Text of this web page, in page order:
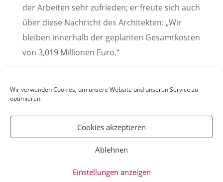
Wir verwenden Cookies, um unsere Website und unseren Service zu
optimieren.
Cookies akzeptieren
Ablehnen
Einstellungen anzeigen
der Arbeiten sehr zufrieden; er freute sich auch
über diese Nachricht des Architekten: „Wir
bleiben innerhalb der geplanten Gesamtkosten
von 3,019 Millionen Euro.“
2021)